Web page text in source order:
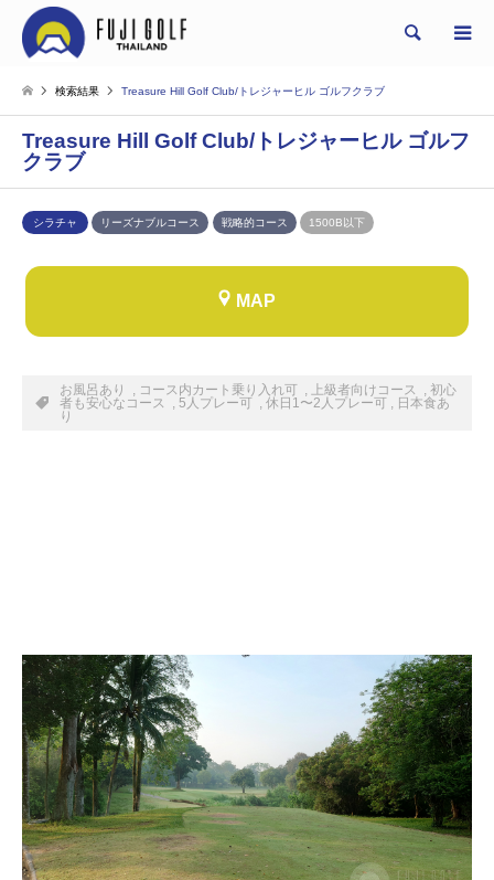
Search
検索結果 Treasure Hill Golf Club/トレジャーヒル ゴルフクラブ
Treasure Hill Golf Club/トレジャーヒル ゴルフ
クラブ
シラチャ リーズナブルコース 戦略的コース 1500B以下
MAP
お風呂あり , コース内カート乗り入れ可 , 上級者向けコース , 初心
者も安心なコース , 5人プレー可 , 休日1〜2人プレー可 , 日本食あ
り